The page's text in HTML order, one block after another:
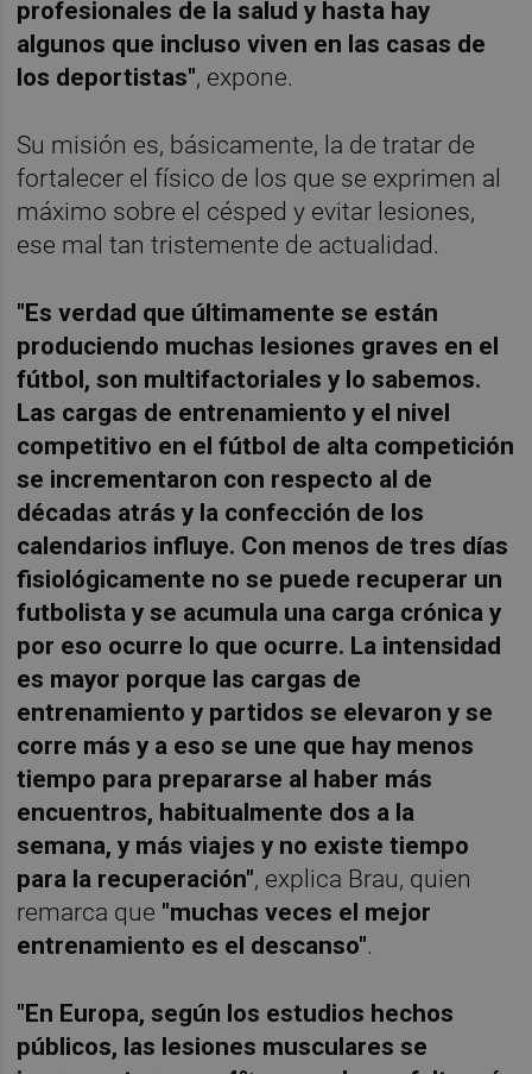
profesionales de la salud y hasta hay
algunos que incluso viven en las casas de
los deportistas", expone.
Su misión es, básicamente, la de tratar de
fortalecer el físico de los que se exprimen al
máximo sobre el césped y evitar lesiones,
ese mal tan tristemente de actualidad.
"Es verdad que últimamente se están
produciendo muchas lesiones graves en el
fútbol, son multifactoriales y lo sabemos.
Las cargas de entrenamiento y el nivel
competitivo en el fútbol de alta competición
se incrementaron con respecto al de
décadas atrás y la confección de los
calendarios influye. Con menos de tres días
fisiológicamente no se puede recuperar un
futbolista y se acumula una carga crónica y
por eso ocurre lo que ocurre. La intensidad
es mayor porque las cargas de
entrenamiento y partidos se elevaron y se
corre más y a eso se une que hay menos
tiempo para prepararse al haber más
encuentros, habitualmente dos a la
semana, y más viajes y no existe tiempo
para la recuperación", explica Brau, quien
remarca que "muchas veces el mejor
entrenamiento es el descanso".
"En Europa, según los estudios hechos
públicos, las lesiones musculares se